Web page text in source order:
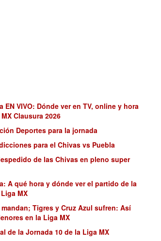
EN VIVO: Dónde ver en TV, online y hora
Clausura 2026
Deportes para la jornada
para el Chivas vs Puebla
de las Chivas en pleno super
A qué hora y dónde ver el partido de la
MX
Tigres y Cruz Azul sufren: Así
en la Liga MX
de la Jornada 10 de la Liga MX